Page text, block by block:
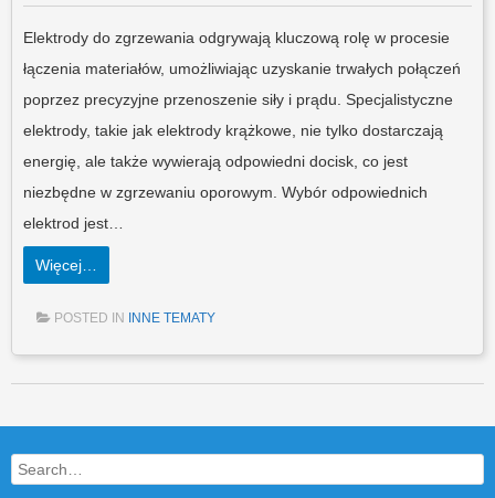
Elektrody do zgrzewania odgrywają kluczową rolę w procesie
łączenia materiałów, umożliwiając uzyskanie trwałych połączeń
poprzez precyzyjne przenoszenie siły i prądu. Specjalistyczne
elektrody, takie jak elektrody krążkowe, nie tylko dostarczają
energię, ale także wywierają odpowiedni docisk, co jest
niezbędne w zgrzewaniu oporowym. Wybór odpowiednich
elektrod jest…
Więcej…
POSTED IN INNE TEMATY
Post navigation
Search